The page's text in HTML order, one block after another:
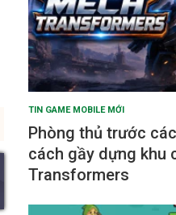
TIN GAME MOBILE MỚI
Phòng thủ trước
cách gầy dựng khu
Transformers